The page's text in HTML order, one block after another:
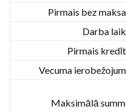
Pirmais bez
Darba
Pirmais
Vecuma
Maksimālā